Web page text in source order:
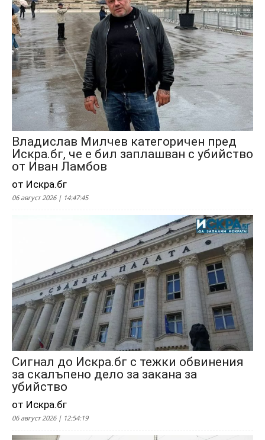
Владислав Милчев категоричен пред
Искра.бг, че е бил заплашван с убийство
от Иван Ламбов
от Искра.бг
06 август 2026 | 14:47:45
Сигнал до Искра.бг с тежки обвинения
за скалъпено дело за закана за
убийство
от Искра.бг
06 август 2026 | 12:54:19